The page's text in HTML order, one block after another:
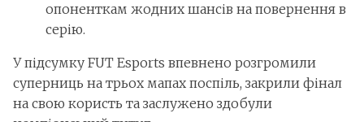
опоненткам жодних шансів на повернення в
серію.
У підсумку FUT Esports впевнено розгромили
суперниць на трьох мапах поспіль, закрили фінал
на свою користь та заслужено здобули